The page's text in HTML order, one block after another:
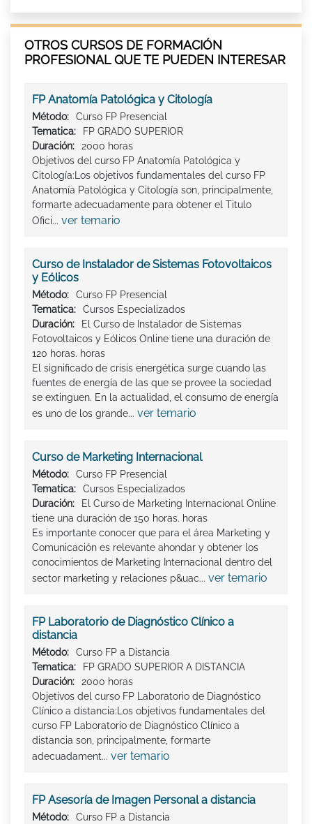
OTROS CURSOS DE FORMACIÓN
PROFESIONAL QUE TE PUEDEN INTERESAR
FP Anatomía Patológica y Citología
Método:
Curso FP Presencial
Tematica:
FP GRADO SUPERIOR
Duración:
2000 horas
Objetivos del curso FP Anatomía Patológica y
Citología:Los objetivos fundamentales del curso FP
Anatomía Patológica y Citología son, principalmente,
formarte adecuadamente para obtener el Titulo
Ofici... ver temario
Curso de Instalador de Sistemas Fotovoltaicos
y Eólicos
Método:
Curso FP Presencial
Tematica:
Cursos Especializados
Duración:
El Curso de Instalador de Sistemas
Fotovoltaicos y Eólicos Online tiene una duración de
120 horas. horas
El significado de crisis energética surge cuando las
fuentes de energía de las que se provee la sociedad
se extinguen. En la actualidad, el consumo de energía
es uno de los grande... ver temario
Curso de Marketing Internacional
Método:
Curso FP Presencial
Tematica:
Cursos Especializados
Duración:
El Curso de Marketing Internacional Online
tiene una duración de 150 horas. horas
Es importante conocer que para el área Marketing y
Comunicación es relevante ahondar y obtener los
conocimientos de Marketing Internacional dentro del
sector marketing y relaciones p&uac... ver temario
FP Laboratorio de Diagnóstico Clínico a
distancia
Método:
Curso FP a Distancia
Tematica:
FP GRADO SUPERIOR A DISTANCIA
Duración:
2000 horas
Objetivos del curso FP Laboratorio de Diagnóstico
Clínico a distancia:Los objetivos fundamentales del
curso FP Laboratorio de Diagnóstico Clínico a
distancia son, principalmente, formarte
adecuadament... ver temario
FP Asesoría de Imagen Personal a distancia
Método:
Curso FP a Distancia